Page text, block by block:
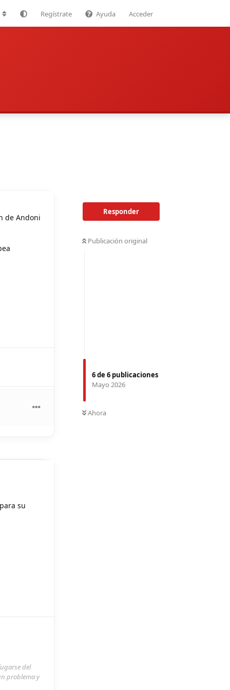
Regístrate Ayuda Acceder
Responder
Publicación original
6de 6 publicaciones
Mayo 2026
Ahora
de Andoni
su
del
problema y